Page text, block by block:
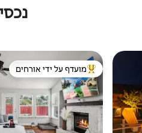
מוביל בקרב נכסים מועדפים
מועדף על ידי אורחים